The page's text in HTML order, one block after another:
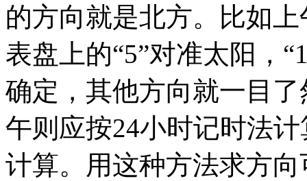
的方向就是北方。比如
表盘上的“5”对准太阳，
确定，其他方向就一目
午则应按24小时记时法
计算。用这种方法求方